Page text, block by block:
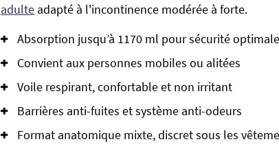
adulte adapté à l'incontinence modérée à forte.
Absorption jusqu’à 1170 ml pour sécurité optimale
Convient aux personnes mobiles ou alitées
Voile respirant, confortable et non irritant
Barrières anti-fuites et système anti-odeurs
Format anatomique mixte, discret sous les